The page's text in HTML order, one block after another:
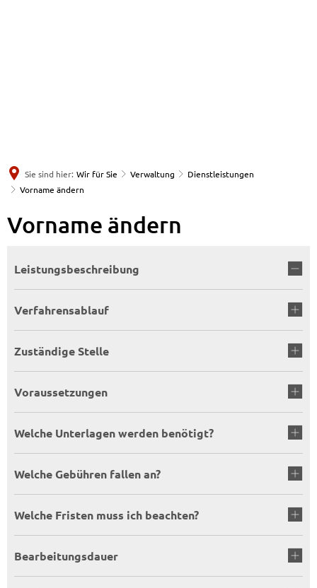
Sie sind hier: Wir für Sie Verwaltung
Dienstleistungen
Vorname ändern
Vorname ändern
Leistungsbeschreibung
Verfahrensablauf
Zuständige Stelle
Voraussetzungen
Welche Unterlagen werden benötigt?
Welche Gebühren fallen an?
Welche Fristen muss ich beachten?
Bearbeitungsdauer